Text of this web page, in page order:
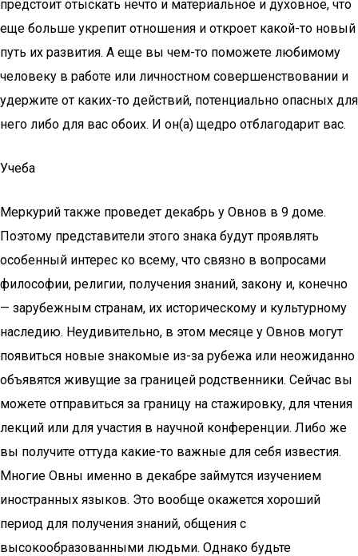
предстоит отыскать нечто и материальное и духовное, что
еще больше укрепит отношения и откроет какой-то новый
путь их развития. А еще вы чем-то поможете любимому
человеку в работе или личностном совершенствовании и
удержите от каких-то действий, потенциально опасных для
него либо для вас обоих. И он(а) щедро отблагодарит вас.
Учеба
Меркурий также проведет декабрь у Овнов в 9 доме.
Поэтому представители этого знака будут проявлять
особенный интерес ко всему, что связно в вопросами
философии, религии, получения знаний, закону и, конечно
— зарубежным странам, их историческому и культурному
наследию. Неудивительно, в этом месяце у Овнов могут
появиться новые знакомые из-за рубежа или неожиданно
объявятся живущие за границей родственники. Сейчас вы
можете отправиться за границу на стажировку, для чтения
лекций или для участия в научной конференции. Либо же
вы получите оттуда какие-то важные для себя известия.
Многие Овны именно в декабре займутся изучением
иностранных языков. Это вообще окажется хороший
период для получения знаний, общения с
высокообразованными людьми. Однако будьте